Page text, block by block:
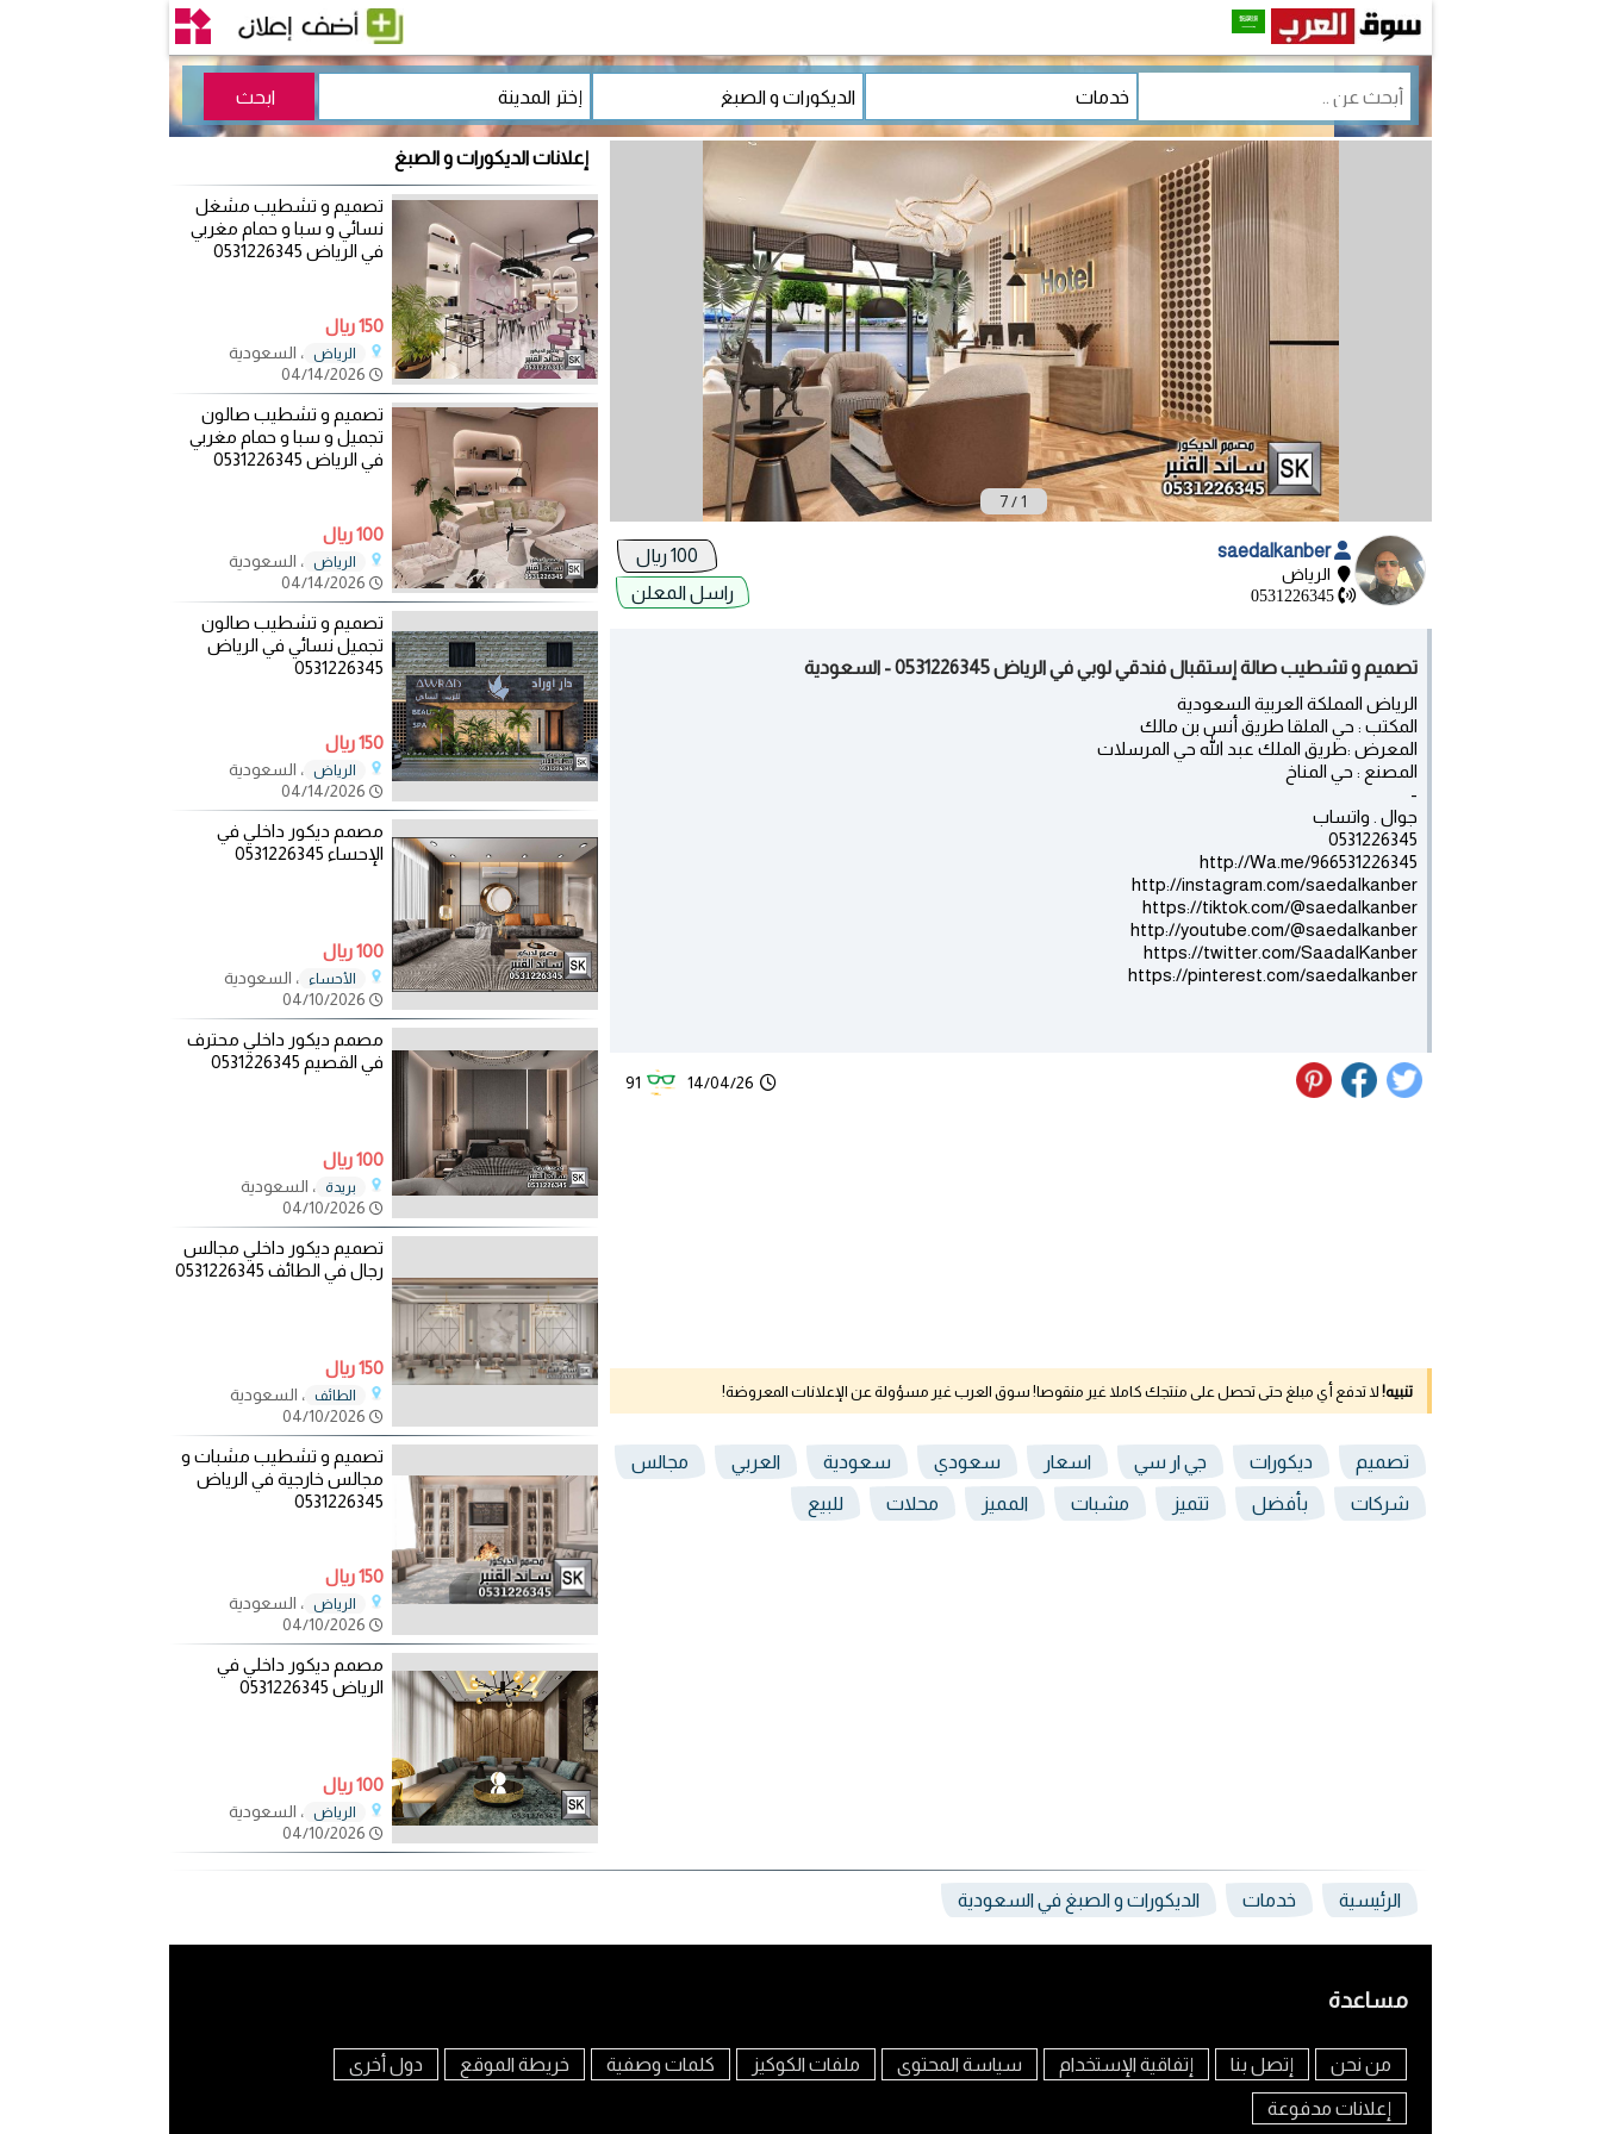
1
/
7
saedalkanber
الرياض
0531226345
راسل المعلن
تصميم و تشطيب صالة إستقبال فندقي لوبي في الرياض 0531226345 - السعودية
الرياض المملكة العربية السعودية
المكتب : حي الملقا طريق أنس بن مالك
المعرض :طريق الملك عبد الله حي المرسلات
المصنع : حي المناخ
-
جوال . واتساب
0531226345
http://Wa.me/966531226345
http://instagram.com/saedalkanber
https://tiktok.com/@saedalkanber
http://youtube.com/@saedalkanber
https://twitter.com/SaadalKanber
https://pinterest.com/saedalkanber
14/04/26
91
تنبيه! لا تدفع أي مبلغ حتى تحصل على منتجك كاملا غير منقوصا! سوق العرب غير مسؤولة عن الإعلانات المعروضة!
تصميم ديكورات جي ار سي اسعار سعودي سعودية العربي مجالس
شركات بأفضل تتميز مشبات المميز محلات للبيع
إعلانات الديكورات و الصبغ
تصميم و تشطيب مشغل
نسائي و سبا و حمام مغربي
في الرياض 0531226345
150 ريال
الرياض ، السعودية
04/14/2026
تصميم و تشطيب صالون
تجميل و سبا و حمام مغربي
في الرياض 0531226345
100 ريال
الرياض ، السعودية
04/14/2026
تصميم و تشطيب صالون
تجميل نسائي في الرياض
0531226345
150 ريال
الرياض ، السعودية
04/14/2026
مصمم ديكور داخلي في
الإحساء 0531226345
100 ريال
الأحساء
، السعودية
04/10/2026
مصمم ديكور داخلي محترف
في القصيم 0531226345
100 ريال
بريدة
، السعودية
04/10/2026
تصميم ديكور داخلي مجالس
رجال في الطائف 0531226345
150 ريال
الطائف ، السعودية
04/10/2026
تصميم و تشطيب مشبات و
مجالس خارجية في الرياض
0531226345
150 ريال
الرياض ، السعودية
04/10/2026
مصمم ديكور داخلي في
الرياض 0531226345
100 ريال
الرياض ، السعودية
04/10/2026
الرئيسية خدمات الديكورات و الصبغ في السعودية
مساعدة
من نحن إتصل بنا إتفاقية الإستخدام سياسة المحتوى ملفات الكوكيز كلمات وصفية خريطة الموقع دول أخرى
إعلانات مدفوعة